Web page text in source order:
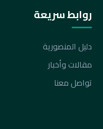
روابط سريعة
دليل المنصورية
مقالات وأخبار
تواصل معنا